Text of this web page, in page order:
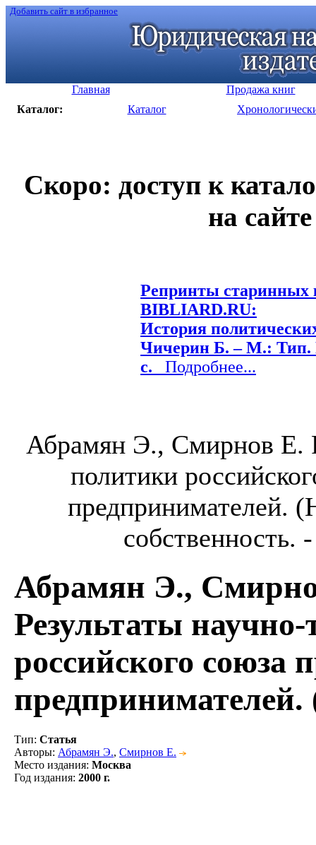
Добавить сайт в избранное
Главная
Продажа книг
Каталог:
Каталог
Скоро: доступ к
на
Репринты старинных
BIBLIARD.RU:
История
Чичерин Б. – М.: Тип.
с. Подробнее...
Абрамян Э., Смирнов Е.
политики
предпринимателей.
Абрамян Э.,
Результаты
российского
Тип: Статья
Авторы: Абрамян Э., Смирнов Е.
Место издания: Москва
Год издания: 2000 г.